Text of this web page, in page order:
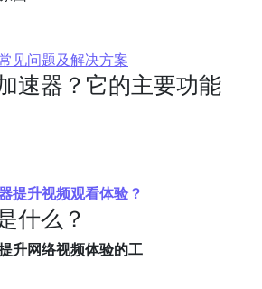
见问题及解决方案
速器？它的主要功能
提升视频观看体验？
什么？
升网络视频体验的工